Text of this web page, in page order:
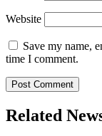
Website
Save my name,
time I comment.
Related